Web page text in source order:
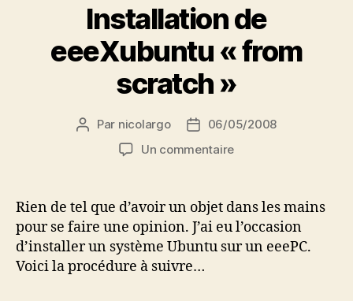
Installation de
eeeXubuntu « from
scratch »
Auteur
Par nicolargo
Date06/05/2008
Un commentairesur
eeeXubuntu
« from
scratch »
Rien de tel que d’avoir un objet dans les mains
pour se faire une opinion. J’ai eu l’occasion
d’installer un système Ubuntu sur un eeePC.
Voici la procédure à suivre…